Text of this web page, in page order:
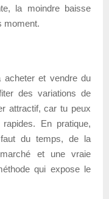
la moindre baisse
moment.
acheter et vendre du
des variations de
attractif, car tu peux
En pratique,
du temps, de la
et une vraie
qui expose le